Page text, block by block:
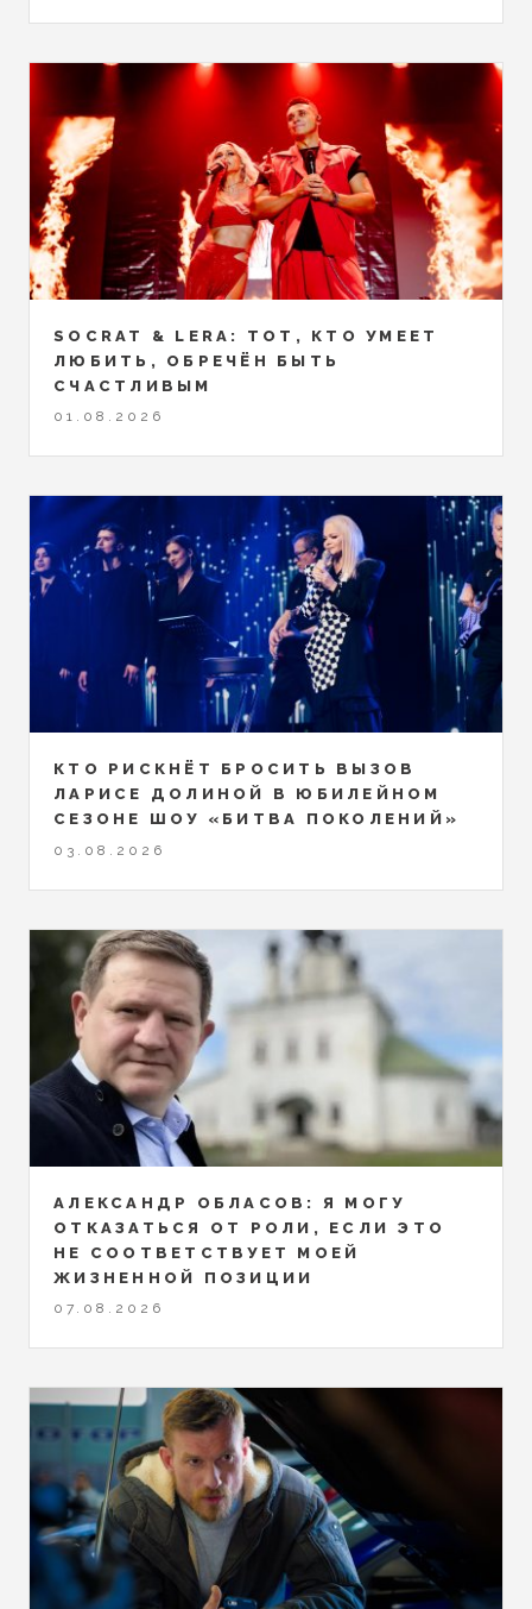
SOCRAT & LERA: ТОТ, КТО УМЕЕТ
ЛЮБИТЬ, ОБРЕЧЁН БЫТЬ
СЧАСТЛИВЫМ
01.08.2026
КТО РИСКНЁТ БРОСИТЬ ВЫЗОВ
ЛАРИСЕ ДОЛИНОЙ В ЮБИЛЕЙНОМ
СЕЗОНЕ ШОУ «БИТВА ПОКОЛЕНИЙ»
03.08.2026
АЛЕКСАНДР ОБЛАСОВ: Я МОГУ
ОТКАЗАТЬСЯ ОТ РОЛИ, ЕСЛИ ЭТО
НЕ СООТВЕТСТВУЕТ МОЕЙ
ЖИЗНЕННОЙ ПОЗИЦИИ
07.08.2026